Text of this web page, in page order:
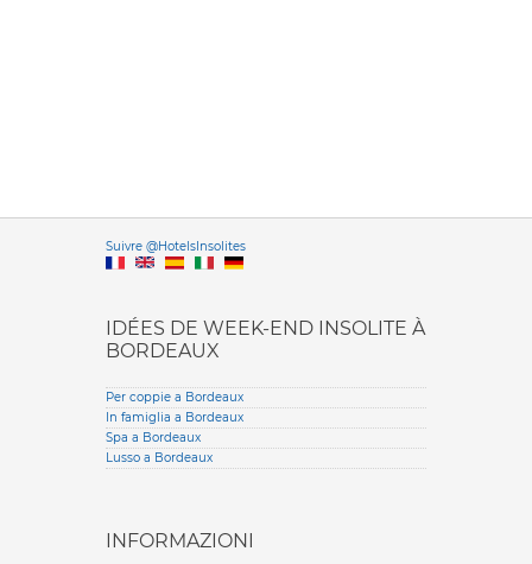
Suivre @HotelsInsolitesVersione
IDÉES DE WEEK-END INSOLITE À
BORDEAUX
Per coppie a Bordeaux
In famiglia a Bordeaux
Spa a Bordeaux
Lusso a Bordeaux
INFORMAZIONI